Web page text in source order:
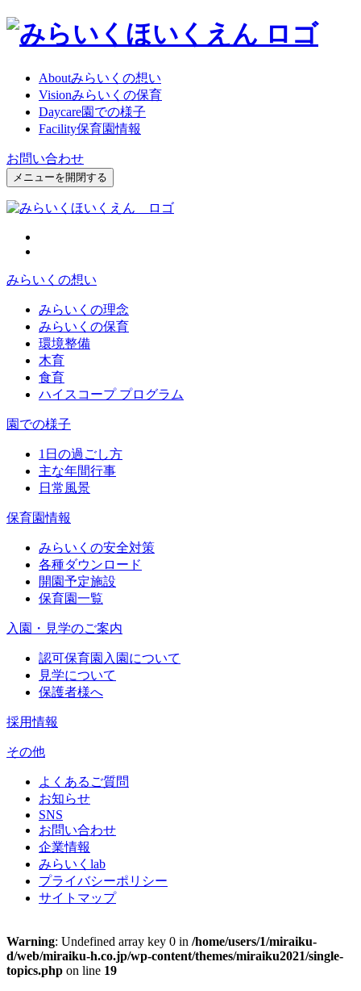
Aboutみらいくの想い
Visionみらいくの保育
Daycare園での様子
Facility保育園情報
お問い合わせ
メニューを開閉する
みらいくの想い
みらいくの理念
みらいくの保育
環境整備
木育
食育
ハイスコープ プログラム
園での様子
1日の過ごし方
主な年間行事
日常風景
保育園情報
みらいくの安全対策
各種ダウンロード
開園予定施設
保育園一覧
入園・見学のご案内
認可保育園入園について
見学について
保護者様へ
採用情報
その他
よくあるご質問
お知らせ
SNS
お問い合わせ
企業情報
みらいくlab
プライバシーポリシー
サイトマップ
Warning: Undefined array key 0 in /home/users/1/miraiku-
d/web/miraiku-h.co.jp/wp-content/themes/miraiku2021/single-
topics.php on line 19